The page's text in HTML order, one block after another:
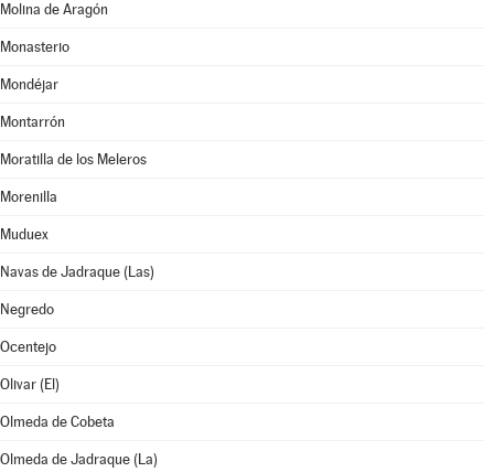
Molina de Aragón
Monasterio
Mondéjar
Montarrón
Moratilla de los Meleros
Morenilla
Muduex
Navas de Jadraque (Las)
Negredo
Ocentejo
Olivar (El)
Olmeda de Cobeta
Olmeda de Jadraque (La)